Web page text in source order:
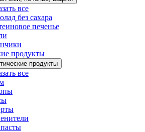
все
без сахара
печенье
продукты
продукты
все